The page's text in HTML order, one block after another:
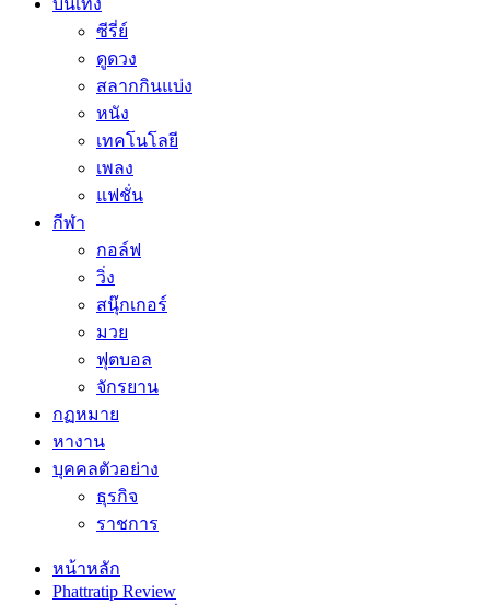
บันเทิง
ซีรี่ย์
ดูดวง
สลากกินแบ่ง
หนัง
เทคโนโลยี
เพลง
แฟชั่น
กีฬา
กอล์ฟ
วิ่ง
สนุ๊กเกอร์
มวย
ฟุตบอล
จักรยาน
กฏหมาย
หางาน
บุคคลตัวอย่าง
ธุรกิจ
ราชการ
หน้าหลัก
Phattratip Review